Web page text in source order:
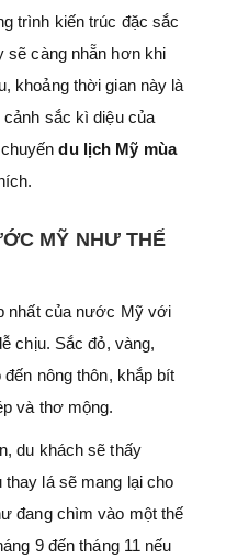
trình kiến trúc đặc sắc
sẽ càng nhẵn hơn khi
khoảng thời gian này là
sắc kì diệu của
du lịch Mỹ mùa
MỸ NHƯ THẾ
nhất của nước Mỹ với
chịu. Sắc đỏ, vàng,
nông thôn, khắp bít
và thơ mộng.
du khách sẽ thấy
thay lá sẽ mang lại cho
đang chìm vào một thế
9 đến tháng 11 nếu